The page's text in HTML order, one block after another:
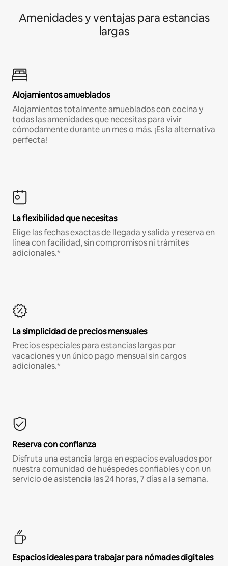
Amenidades y ventajas para estancias
largas
Alojamientos amueblados
Alojamientos totalmente amueblados con cocina y
todas las amenidades que necesitas para vivir
cómodamente durante un mes o más. ¡Es la alternativa
perfecta!
La flexibilidad que necesitas
Elige las fechas exactas de llegada y salida y reserva en
línea con facilidad, sin compromisos ni trámites
adicionales.*
La simplicidad de precios mensuales
Precios especiales para estancias largas por
vacaciones y un único pago mensual sin cargos
adicionales.*
Reserva con confianza
Disfruta una estancia larga en espacios evaluados por
nuestra comunidad de huéspedes confiables y con un
servicio de asistencia las 24 horas, 7 días a la semana.
Espacios ideales para trabajar para nómades digitales